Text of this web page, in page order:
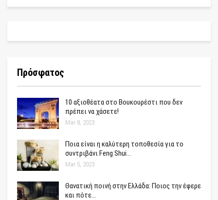
Πρόσφατος
10 αξιοθέατα στο Βουκουρέστι που δεν
πρέπει να χάσετε!
Mar 8, 2023
Ποια είναι η καλύτερη τοποθεσία για το
συντριβάνι Feng Shui…
Mar 5, 2023
Θανατική ποινή στην Ελλάδα: Ποιος την έφερε
και πότε…